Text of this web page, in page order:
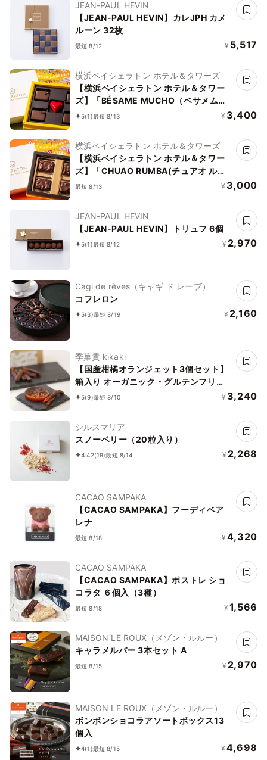
JEAN-PAUL HEVIN
【JEAN-PAUL HEVIN】カレJPH カメ
ルーン 32枚
最短 8/12 ¥ 5,517
横浜ベイシェラトン ホテル＆タワーズ
【横浜ベイシェラトン ホテル＆タワー
ズ】「BÉSAME MUCHO（ベサメムー
チョ）」※5ピース
5(1)最短 8/13 ¥ 3,400
横浜ベイシェラトン ホテル＆タワーズ
【横浜ベイシェラトン ホテル＆タワー
ズ】「CHUAO RUMBA(チュアオ ルン
バ)」※4 ピース
最短 8/13 ¥ 3,000
JEAN-PAUL HEVIN
【JEAN-PAUL HEVIN】トリュフ 6個
5(1)最短 8/12 ¥ 2,970
Cagi de rêves（キャギ ド レーブ）
コフレロン
5(3)最短 8/19 ¥ 2,160
季菓貴 kikaki
【国産柑橘オランジェット3個セット】
箱入り オーガニック・グルテンフリ
ー・添加物不使用・動物性食品不使用
5(9)最短 8/10 ¥ 3,240
シルスマリア
スノーベリー（20粒入り）
4.42(19)最短 8/14 ¥ 2,268
CACAO SAMPAKA
【CACAO SAMPAKA】フーディベア
レナ
最短 8/18 ¥ 4,320
CACAO SAMPAKA
【CACAO SAMPAKA】ポストレ ショ
コラタ ６個入（3種）
最短 8/18 ¥ 1,566
MAISON LE ROUX（メゾン・ルルー）
キャラメルバー 3本セット A
最短 8/15 ¥ 2,970
MAISON LE ROUX（メゾン・ルルー）
ボンボンショコラアソートボックス13
個入
4(1)最短 8/15 ¥ 4,698